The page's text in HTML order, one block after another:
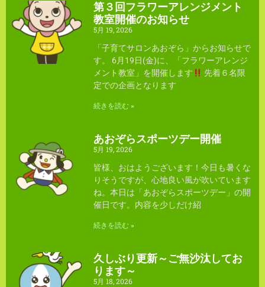
第３回フラワーアレンジメント
教室開催のお知らせ
5月 19, 2026
「子育てサロンあおぞら」からお知らせで
す。 6月19日(金)に、「フラワーアレンジ
メント教室」を開催します
先着６名限
定での企画となります
続きを読む »
あおぞらスポーツデー開催
5月 19, 2026
皆様、おはようございます！今日も暑くな
りそうですが、心地良い風が吹いています
ね。本日は「あおぞらスポーツデー」の開
催日です。内容を少しだけ紹
続きを読む »
久しぶり更新～ご無沙汰してお
ります～
5月 18, 2026